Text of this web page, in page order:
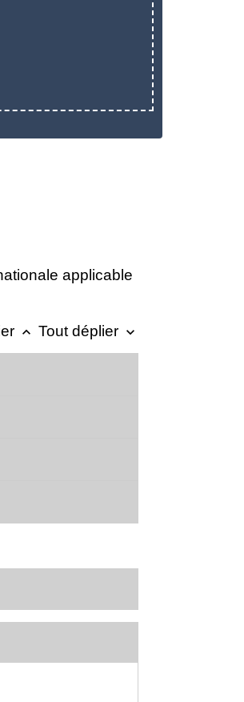
applicable
keyboard_arrow_up Tout déplier keyboard_arrow_down